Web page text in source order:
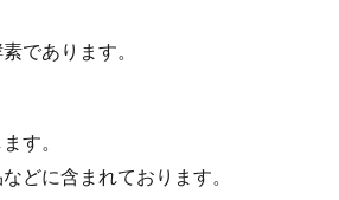
であります。
す。
どに含まれております。